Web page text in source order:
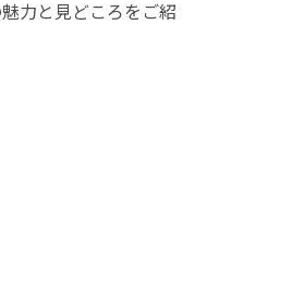
力と見どころをご紹